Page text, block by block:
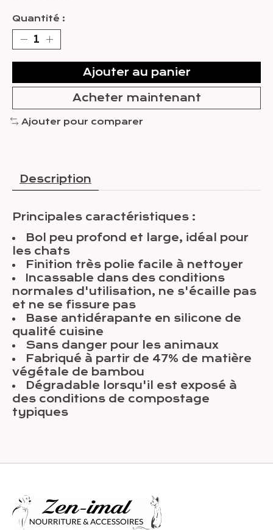
Quantité :
Ajouter au panier
Acheter maintenant
Ajouter pour comparer
Description
Principales caractéristiques :
Bol peu profond et large, idéal pour
les chats
Finition très polie facile à nettoyer
Incassable dans des conditions
normales d'utilisation, ne s'écaille pas
et ne se fissure pas
Base antidérapante en silicone de
qualité cuisine
Sans danger pour les animaux
Fabriqué à partir de 47% de matière
végétale de bambou
Dégradable lorsqu'il est exposé à
des conditions de compostage
typiques